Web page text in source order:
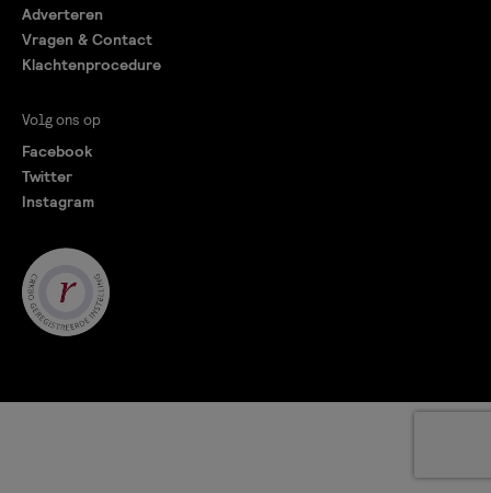
Adverteren
Vragen & Contact
Klachtenprocedure
Volg ons op
Facebook
Twitter
Instagram